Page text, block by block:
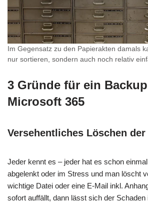
Im Gegensatz zu den Papierakten damals
nur sortieren, sondern auch noch relativ
3 Gründe für ein
Microsoft 365
Versehentliches Löschen der
Jeder kennt es – jeder hat es schon
abgelenkt oder im Stress und man löscht
wichtige Datei oder eine E-Mail inkl.
sofort auffällt, dann lässt sich der Schaden